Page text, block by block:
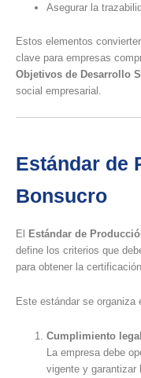
Asegurar la
Estos elementos
clave para empresas
Objetivos de Desarrollo
social empresarial.
Estándar de
Bonsucro
El Estándar de
define los criterios que
para obtener la
Este estándar se organiza
Cumplimiento
La empresa debe
vigente y garantizar